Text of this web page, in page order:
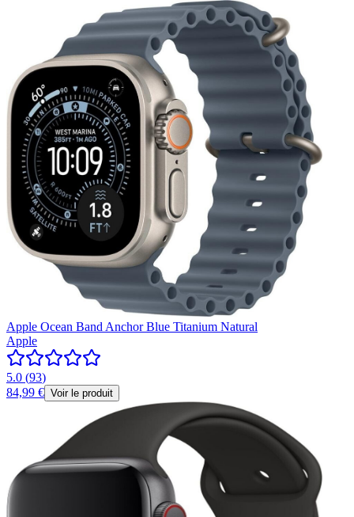
Apple Ocean Band Anchor Blue Titanium Natural
Apple
5.0 (93)
84,99 € Voir le produit